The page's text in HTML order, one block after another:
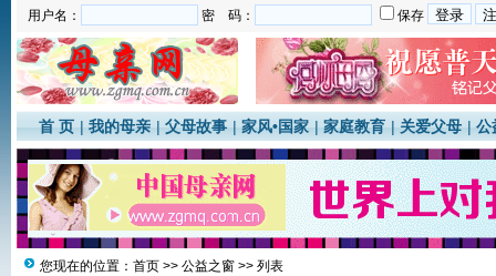
用户名： 密 码： 保存
首 页 |我的母亲 |父母故事 |家风•国家 |家庭教育 |关爱父母 |公
您现在的位置： 首页 >> 公益之窗 >> 列表